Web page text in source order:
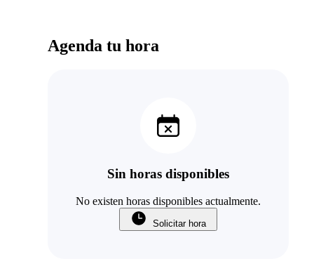
Agenda tu hora
Sin horas disponibles
No existen horas disponibles actualmente.
Solicitar hora